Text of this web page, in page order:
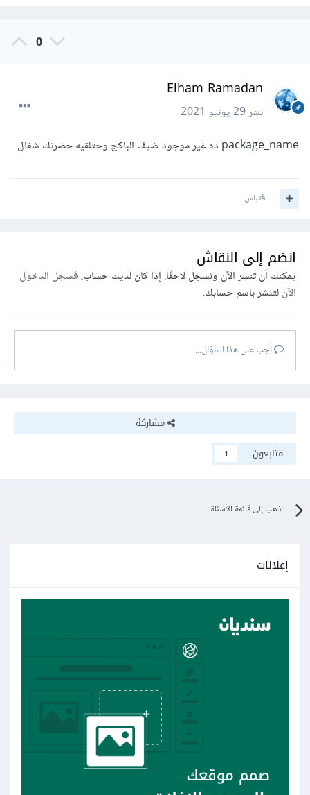
0
Elham Ramadan
نشر29 يونيو 2021
package_name ده غير موجود ضيف الباكج وحتلقيه حضرتك شغال
اقتباس
انضم إلى النقاش
يمكنك أن تنشر الآن وتسجل لاحقًا. إذا كان لديك حساب،فسجل الدخول
الآنلتنشر باسم حسابك.
أجب على هذا السؤال...
مشاركة
متابعون
1
اذهب إلى قائمة الأسئلة
إعلانات